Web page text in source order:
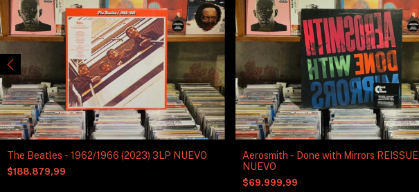
The Beatles - 1962/1966 (2023) 3LP NUEVO
$188.879,99
Aerosmith - Done with Mirrors REISSUE
NUEVO
$69.999,99